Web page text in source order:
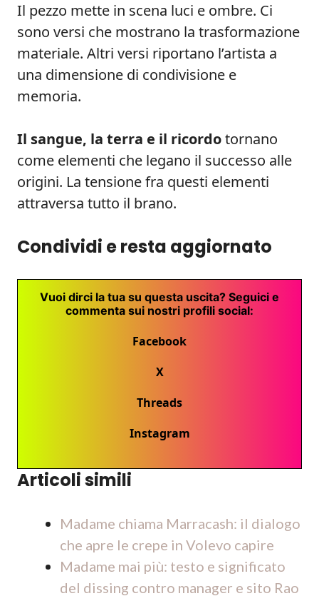
Il pezzo mette in scena luci e ombre. Ci
sono versi che mostrano la trasformazione
materiale. Altri versi riportano l’artista a
una dimensione di condivisione e
memoria.
Il sangue, la terra e il ricordotornano
come elementi che legano il successo alle
origini. La tensione fra questi elementi
attraversa tutto il brano.
Condividi e resta aggiornato
Vuoi dirci la tua su questa uscita? Seguici e
commenta sui nostri profili social:
Facebook
X
Threads
Instagram
Articoli simili
Madame chiama Marracash: il dialogo
che apre le crepe in Volevo capire
Madame mai più: testo e significato
del dissing contro manager e sito Rao